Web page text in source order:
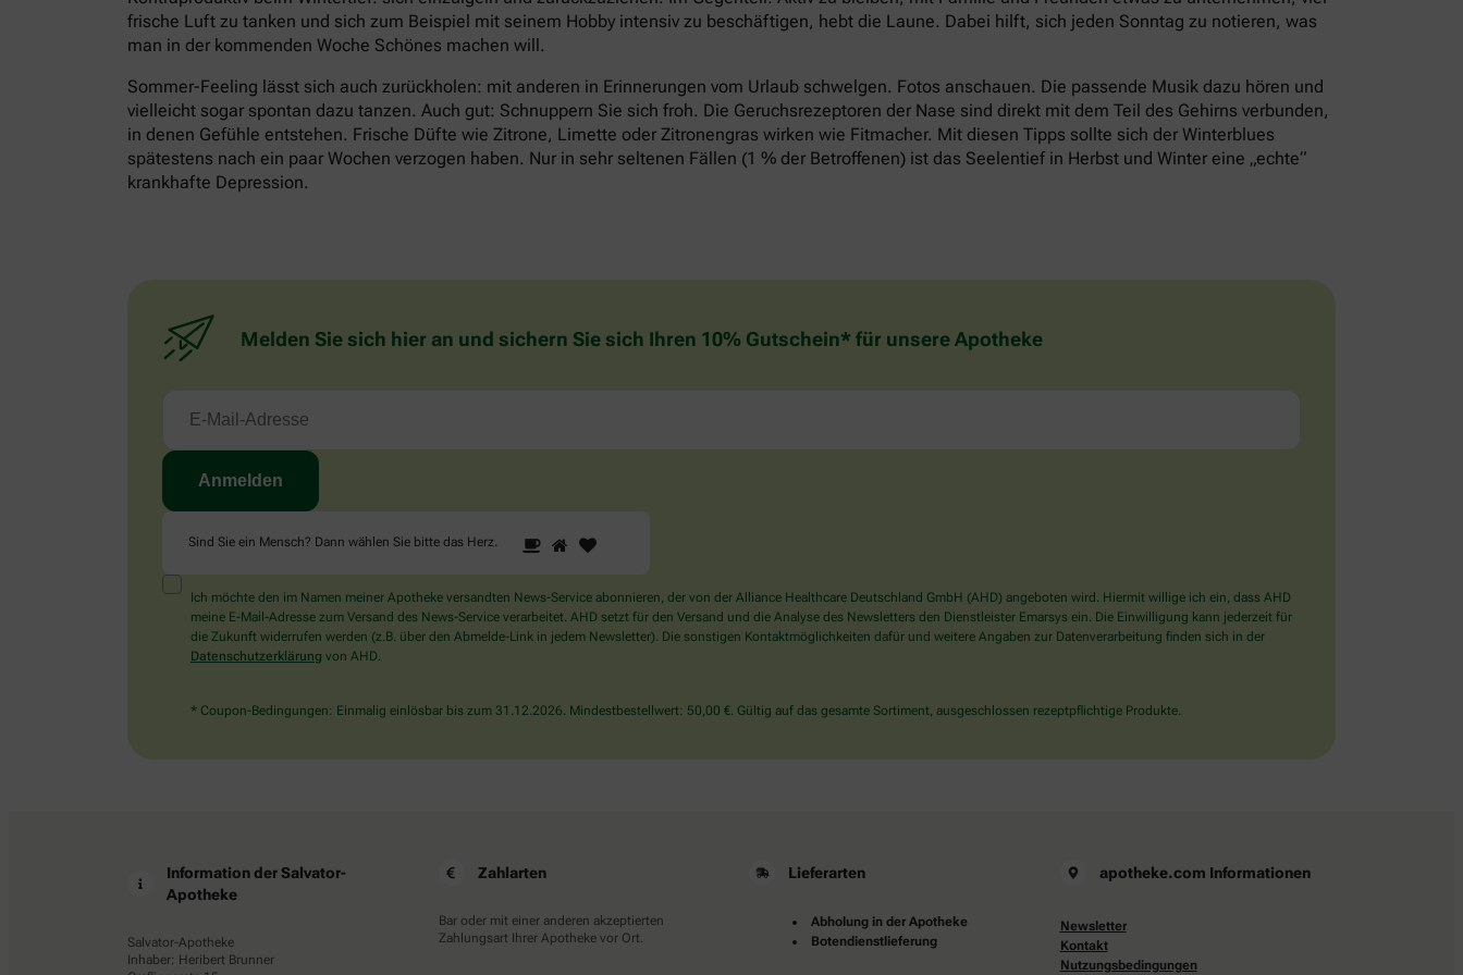
frische Luft zu tanken und sich zum Beispiel mit seinem Hobby intensiv zu beschäftigen, hebt die Laune. Dabei hilft, sich jeden Sonntag zu notieren, was
man in der kommenden Woche Schönes machen will.
Sommer-Feeling lässt sich auch zurückholen: mit anderen in Erinnerungen vom Urlaub schwelgen. Fotos anschauen. Die passende Musik dazu hören und
vielleicht sogar spontan dazu tanzen. Auch gut: Schnuppern Sie sich froh. Die Geruchsrezeptoren der Nase sind direkt mit dem Teil des Gehirns verbunden,
in denen Gefühle entstehen. Frische Düfte wie Zitrone, Limette oder Zitronengras wirken wie Fitmacher. Mit diesen Tipps sollte sich der Winterblues
spätestens nach ein paar Wochen verzogen haben. Nur in sehr seltenen Fällen (1 % der Betroffenen) ist das Seelentief in Herbst und Winter eine „echte“
krankhafte Depression.
Melden Sie sich hier an und sichern Sie sich Ihren 10% Gutschein* für unsere Apotheke
Sind Sie ein Mensch? Dann wählen Sie bitte das Herz.
Sie
Mensch?
Dann
wählen
Herz.
1 2
Ich möchte den im Namen meiner Apotheke versandten News-Service abonnieren, der von der Alliance Healthcare Deutschland GmbH (AHD) angeboten wird. Hiermit willige ich ein, dass AHD
meine E-Mail-Adresse zum Versand des News-Service verarbeitet. AHD setzt für den Versand und die Analyse des Newsletters den Dienstleister Emarsys ein. Die Einwilligung kann jederzeit für
die Zukunft widerrufen werden (z.B. über den Abmelde-Link in jedem Newsletter). Die sonstigen Kontaktmöglichkeiten dafür und weitere Angaben zur Datenverarbeitung finden sich in der
Datenschutzerklärung von AHD.
* Coupon-Bedingungen: Einmalig einlösbar bis zum 31.12.2026. Mindestbestellwert: 50,00 €. Gültig auf das gesamte Sortiment, ausgeschlossen rezeptpflichtige Produkte.
Information der Salvator-
Apotheke
Salvator-Apotheke
Inhaber: Heribert Brunner
Zahlarten
Bar oder mit einer anderen akzeptierten
Zahlungsart Ihrer Apotheke vor Ort.
Lieferarten
Abholung in der Apotheke
Botendienstlieferung
apotheke.com Informationen
Newsletter
Kontakt
Nutzungsbedingungen